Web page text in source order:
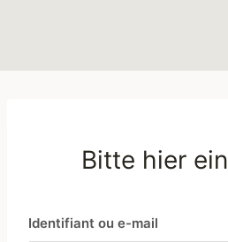
Bitte hier
Identifiant ou e-mail